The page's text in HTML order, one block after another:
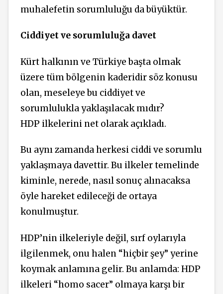
muhalefetin sorumluluğu da büyüktür.
Ciddiyet ve sorumluluğa davet
Kürt halkının ve Türkiye başta olmak
üzere tüm bölgenin kaderidir söz konusu
olan, meseleye bu ciddiyet ve
sorumlulukla yaklaşılacak mıdır?
HDP ilkelerini net olarak açıkladı.
Bu aynı zamanda herkesi ciddi ve sorumlu
yaklaşmaya davettir. Bu ilkeler temelinde
kiminle, nerede, nasıl sonuç alınacaksa
öyle hareket edileceği de ortaya
konulmuştur.
HDP’nin ilkeleriyle değil, sırf oylarıyla
ilgilenmek, onu halen “hiçbir şey” yerine
koymak anlamına gelir. Bu anlamda: HDP
ilkeleri “homo sacer” olmaya karşı bir